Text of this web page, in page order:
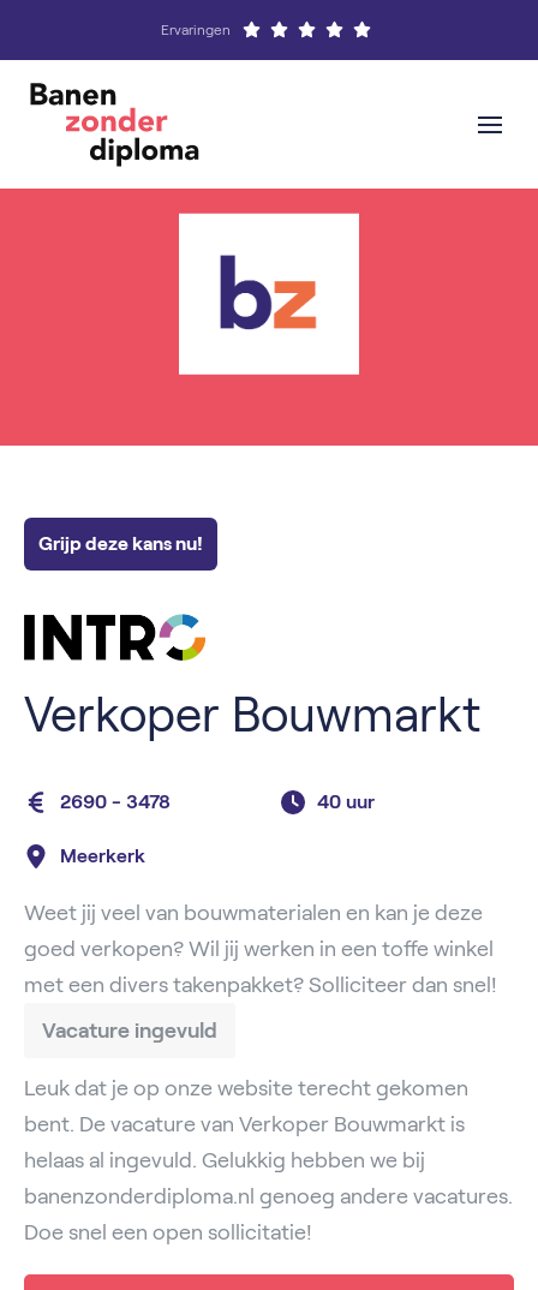
Ervaringen
Grijp deze kans nu!
Verkoper Bouwmarkt
2690 - 3478 40 uur
Meerkerk
Weet jij veel van bouwmaterialen en kan je deze
goed verkopen? Wil jij werken in een toffe winkel
met een divers takenpakket? Solliciteer dan snel!
Vacature ingevuld
Leuk dat je op onze website terecht gekomen
bent. De vacature van Verkoper Bouwmarkt is
helaas al ingevuld. Gelukkig hebben we bij
banenzonderdiploma.nl genoeg andere vacatures.
Doe snel een open sollicitatie!